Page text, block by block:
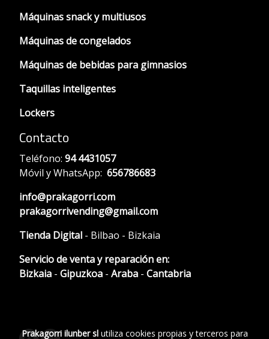
Máquinas snack y multiusos
Máquinas de congelados
Máquinas de bebidas para gimnasios
Taquillas inteligentes
Lockers
Contacto
Teléfono: 94 4431057
Móvil y WhatsApp: 656786683
info@prakagorri.com
prakagorrivending@gmail.com
Tienda Digital - Bilbao - Bizkaia
Servicio de venta y reparación en:
Bizkaia - Gipuzkoa - Araba - Cantabria
Prakagorri ilunber slutiliza cookies propias y terceros para